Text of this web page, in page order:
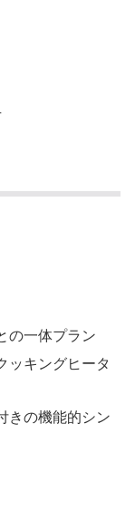
の一体プラン
ッキングヒータ
きの機能的シン